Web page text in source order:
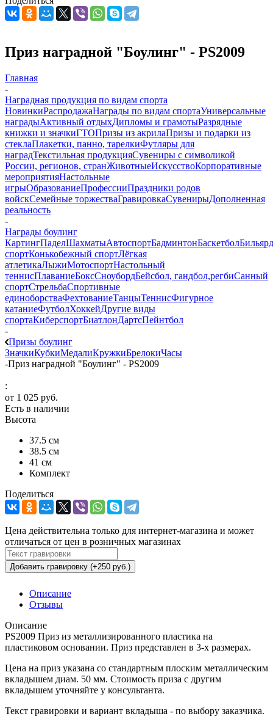
Приз наградной "Боулинг" - PS2009
Главная
-
Наградная продукция по видам спорта
НовинкиРаспродажаНаграды по видам спортаУниверсальные
наградыАктивный отдыхДипломы и грамотыРазрядные
книжки и значкиГТОПризы из акрилаПризы и подарки из
стеклаПлакетки, панно, тарелкиФутляры для
наградТекстильная продукцияСувениры с символикой
России, регионов, странЖивотныеИскусствоКорпоративные
мероприятияНастольные
игрыОбразованиеПрофессииПраздники родов
войскСемейные торжестваГравировкаСувенирыДополненная
реальность
-
Награды боулинг
КартингПаделШахматыАвтоспортБадминтонБаскетболБильярд
спортКонькобежный спортЛёгкая
атлетикаЛыжиМотоспортНастольный
теннисПлаваниеБоксСноубордБейсбол, гандбол,регбиСанный
спортСтрельбаСпортивные
единоборстваФехтованиеТанцыТеннисФигурное
катаниеФутболХоккейДругие виды
спортаКиберспортБиатлонДартсПейнтбол
-
Призы боулинг
ЗначкиКубкиМедалиКружкиБрелокиЧасы
-Приз наградной "Боулинг" - PS2009
:
от 1 025 руб.
Есть в наличии
Высота
37.5 см
38.5 см
41 см
Комплект
Поделиться
Цена действительна только для интернет-магазина и может
отличаться от цен в розничных магазинах
Добавить гравировку (+250 руб.)
Описание
Отзывы
Описание
PS2009 Приз из металлизированного пластика на
пластиковом основании. Приз представлен в 3-х размерах.
Цена на приз указана со стандартным плоским металлическим
вкладышем диам. 50 мм. Стоимость приза с другим
вкладышем уточняйте у консультанта.
Текст гравировки и вариант вкладыша - по выбору заказчика.